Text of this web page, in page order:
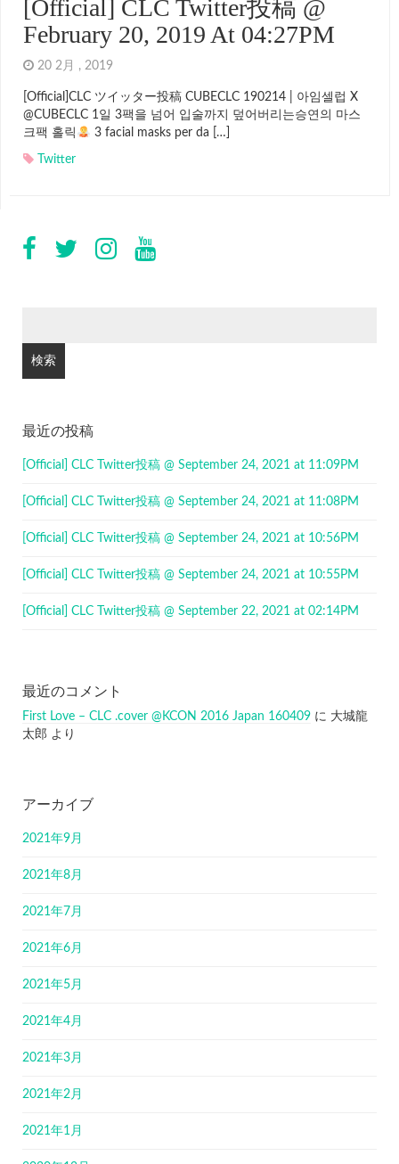
[Official] CLC Twitter投稿 @
February 20, 2019 At 04:27PM
20 2月 , 2019
[Official]CLC ツイッター投稿 CUBECLC 190214 | 아임셀럽 X
@CUBECLC 1일 3팩을 넘어 입술까지 덮어버리는승연의 마스
크팩 홀릭
‍ 3 facial masks per da […]
Twitter
最近の投稿
[Official] CLC Twitter投稿 @ September 24, 2021 at 11:09PM
[Official] CLC Twitter投稿 @ September 24, 2021 at 11:08PM
[Official] CLC Twitter投稿 @ September 24, 2021 at 10:56PM
[Official] CLC Twitter投稿 @ September 24, 2021 at 10:55PM
[Official] CLC Twitter投稿 @ September 22, 2021 at 02:14PM
最近のコメント
First Love – CLC .cover @KCON 2016 Japan 160409 に 大城龍
太郎 より
アーカイブ
2021年9月
2021年8月
2021年7月
2021年6月
2021年5月
2021年4月
2021年3月
2021年2月
2021年1月